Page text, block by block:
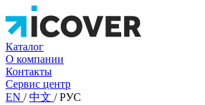
Каталог
О компании
Контакты
Сервис центр
EN /中文 /РУС